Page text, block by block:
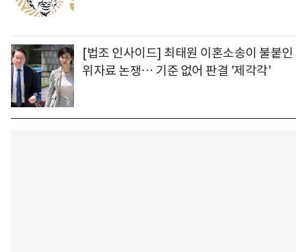
[법조 인사이드] 최태원 이혼소송이 불붙인
위자료 논쟁… 기준 없어 판결 '제각각'